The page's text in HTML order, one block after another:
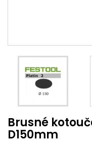
Brusné
D150mm